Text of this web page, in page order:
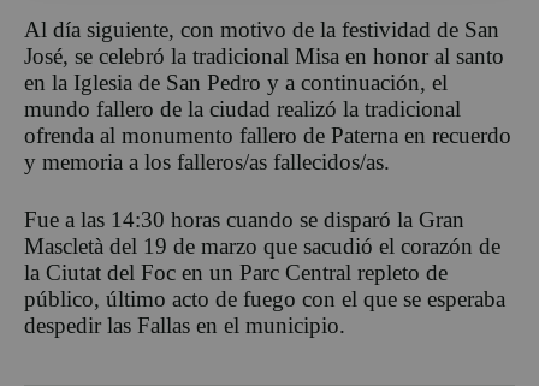
Al día siguiente, con motivo de la festividad de San
José, se celebró la tradicional Misa en honor al santo
en la Iglesia de San Pedro y a continuación, el
mundo fallero de la ciudad realizó la tradicional
ofrenda al monumento fallero de Paterna en recuerdo
y memoria a los falleros/as fallecidos/as.
Fue a las 14:30 horas cuando se disparó la Gran
Mascletà del 19 de marzo que sacudió el corazón de
la Ciutat del Foc en un Parc Central repleto de
público, último acto de fuego con el que se esperaba
despedir las Fallas en el municipio.